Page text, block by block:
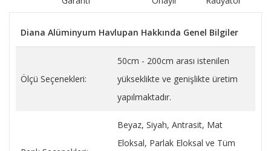
Diana Alüminyum Havlupan Hakkında Genel Bilgiler
Ölçü Seçenekleri:
50cm - 200cm arası istenilen
yükseklikte ve genişlikte üretim
yapılmaktadır.
Beyaz, Siyah, Antrasit, Mat
Eloksal, Parlak Eloksal ve Tüm